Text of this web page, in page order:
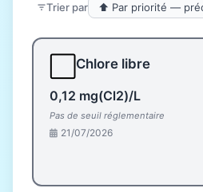
Trier par
Chlore libre
0,12 mg(Cl2)/L
Pas de seuil réglementaire
21/07/2026